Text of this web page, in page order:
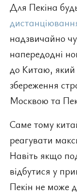
Для Пекіна
надзвичайно
напередодні
до Китаю,
збереження
Москвою та
Саме тому
реагувати
Навіть якщо
відбутися у
Пекін не може